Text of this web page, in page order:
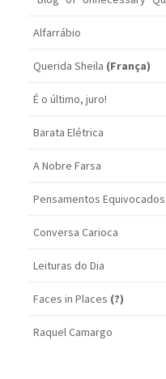
Alfarrábio
Querida Sheila (França)
É o último, juro!
Barata Elétrica
A Nobre Farsa
Pensamentos Equivocados
Conversa Carioca
Leituras do Dia
Faces in Places (?)
Raquel Camargo